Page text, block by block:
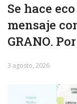
Se hace
mensaje
GRANO.
3 agosto, 2026